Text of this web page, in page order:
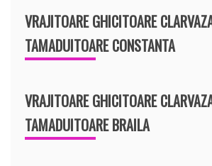
VRAJITOARE GHICITOARE
TAMADUITOARE CONSTANTA
VRAJITOARE GHICITOARE
TAMADUITOARE BRAILA